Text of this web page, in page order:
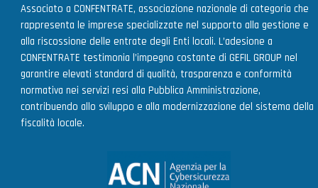
Associato a CONFENTRATE, associazione nazionale di categoria che
rappresenta le imprese specializzate nel supporto alla gestione e
alla riscossione delle entrate degli Enti locali. L’adesione a
CONFENTRATE testimonia l’impegno costante di GEFIL GROUP nel
garantire elevati standard di qualità, trasparenza e conformità
normativa nei servizi resi alla Pubblica Amministrazione,
contribuendo allo sviluppo e alla modernizzazione del sistema della
fiscalità locale.